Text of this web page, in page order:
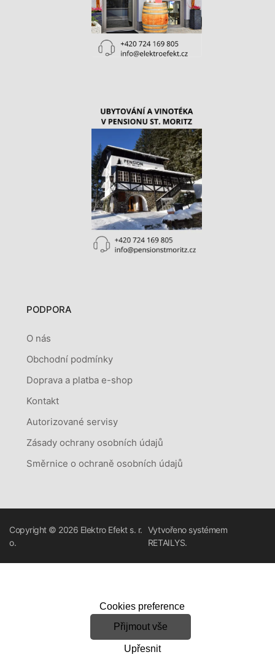
PODPORA
O nás
Obchodní podmínky
Doprava a platba e-shop
Kontakt
Autorizované servisy
Zásady ochrany osobních údajů
Směrnice o ochraně osobních údajů
Copyright © 2026 Elektro Efekt s. r.
o.
Vytvořeno systémem
RETAILYS.
Cookies preference
Přijmout vše
Upřesnit